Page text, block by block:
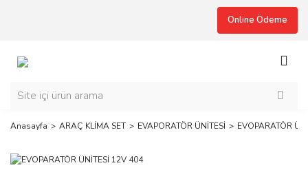
Online Ödeme
Anasayfa ARAÇ KLİMA SET EVAPORATÖR ÜNİTESİ EVOPARATÖR